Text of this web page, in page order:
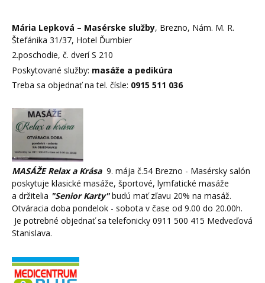
Mária Lepková – Masérske služby, Brezno, Nám. M. R.
Štefánika 31/37, Hotel Ďumbier
2.poschodie, č. dverí S 210
Poskytované služby: masáže a pedikúra
Treba sa objednať na tel. čísle: 0915 511 036
MASÁŽE Relax a Krása9. mája č.54 Brezno - Masérsky salón
poskytuje klasické masáže, športové, lymfatické masáže
a držitelia "Senior Karty"budú mať zľavu 20% na masáž.
Otváracia doba pondelok - sobota v čase od 9.00 do 20.00h.
Je potrebné objednať sa telefonicky 0911 500 415 Medveďová
Stanislava.